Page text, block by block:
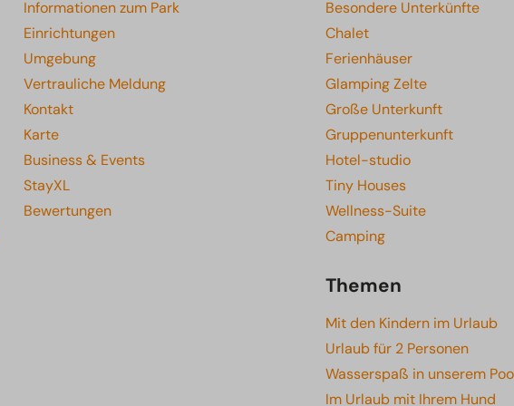
Informationen zum Park
Einrichtungen
Umgebung
Vertrauliche Meldung
Kontakt
Karte
Business & Events
StayXL
Bewertungen
Besondere Unterkünfte
Chalet
Ferienhäuser
Glamping Zelte
Große Unterkunft
Gruppenunterkunft
Hotel-studio
Tiny Houses
Wellness-Suite
Camping
Themen
Mit den Kindern im Urlaub
Urlaub für 2 Personen
Wasserspaß in unserem
Im Urlaub mit Ihrem Hund